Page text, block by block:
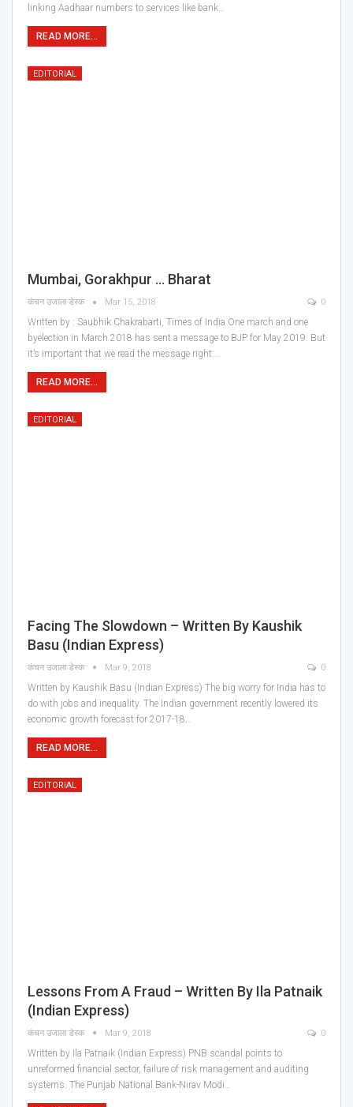
linking Aadhaar numbers to services like bank…
READ MORE...
EDITORIAL
Mumbai, Gorakhpur … Bharat
कंचन उजाला डेस्क Mar 15, 2018 0
Written by : Saubhik.Chakrabarti, Times of India One march and one
byelection in March 2018 has sent a message to BJP for May 2019. But
it’s important that we read the message right.…
READ MORE...
EDITORIAL
Facing The Slowdown – Written By Kaushik
Basu (Indian Express)
कंचन उजाला डेस्क Mar 9, 2018 0
Written by Kaushik Basu (Indian Express) The big worry for India has to
do with jobs and inequality. The Indian government recently lowered its
economic growth forecast for 2017-18…
READ MORE...
EDITORIAL
Lessons From A Fraud – Written By Ila Patnaik
(Indian Express)
कंचन उजाला डेस्क Mar 9, 2018 0
Written by Ila Patnaik (Indian Express) PNB scandal points to
unreformed financial sector, failure of risk management and auditing
systems. The Punjab National Bank-Nirav Modi…